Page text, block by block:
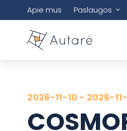
Apie mus Paslaugos
2026-11-10 - 2026-